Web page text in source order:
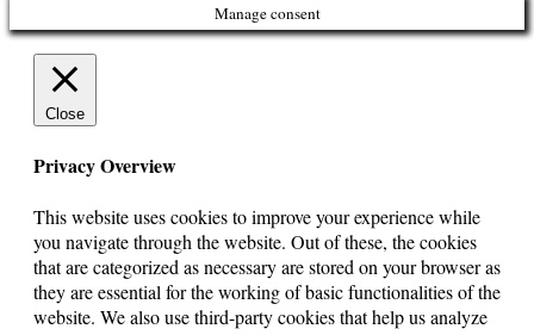
Manage consent
Close
Privacy Overview
This website uses cookies to improve your experience while
you navigate through the website. Out of these, the cookies
that are categorized as necessary are stored on your browser as
they are essential for the working of basic functionalities of the
website. We also use third-party cookies that help us analyze